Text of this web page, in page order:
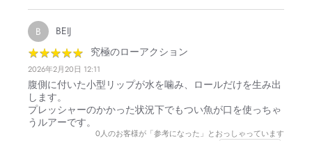
B BEIJ
★★★★★
★★★★★ 究極のローアクション
2026年2月20日 12:11
腹側に付いた小型リップが水を噛み、ロールだけを生み出
します。
プレッシャーのかかった状況下でもつい魚が口を使っちゃ
うルアーです。
0人のお客様が「参考になった」とおっしゃっています